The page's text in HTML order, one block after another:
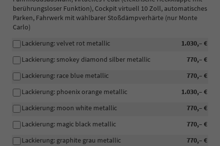
berührungsloser Funktion), Cockpit virtuell 10 Zoll, automatisches
Parken, Fahrwerk mit wählbarer Stoßdämpverhärte (nur Monte
Carlo)
1.030,– €
Lackierung: velvet rot metallic
770,– €
Lackierung: smokey diamond silber metallic
770,– €
Lackierung: race blue metallic
1.030,– €
Lackierung: phoenix orange metallic
770,– €
Lackierung: moon white metallic
770,– €
Lackierung: magic black metallic
770,– €
Lackierung: graphite grau metallic